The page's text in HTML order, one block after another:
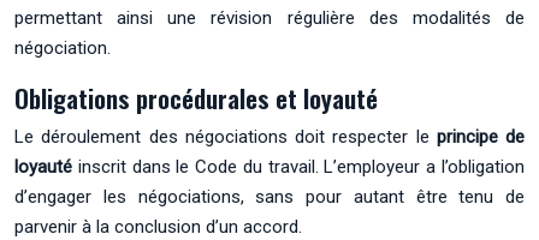
permettant ainsi une révision régulière des modalités de
négociation.
Obligations procédurales et loyauté
Le déroulement des négociations doit respecter le principe de
loyauté inscrit dans le Code du travail. L’employeur a l’obligation
d’engager les négociations, sans pour autant être tenu de
parvenir à la conclusion d’un accord.